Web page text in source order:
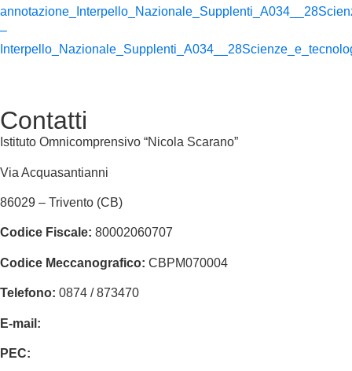
–
Contatti
Istituto Omnicomprensivo “Nicola Scarano”
Via Acquasantianni
86029 – Trivento (CB)
Codice Fiscale: 80002060707
Codice Meccanografico: CBPM070004
Telefono: 0874 / 873470
E-mail:
PEC: